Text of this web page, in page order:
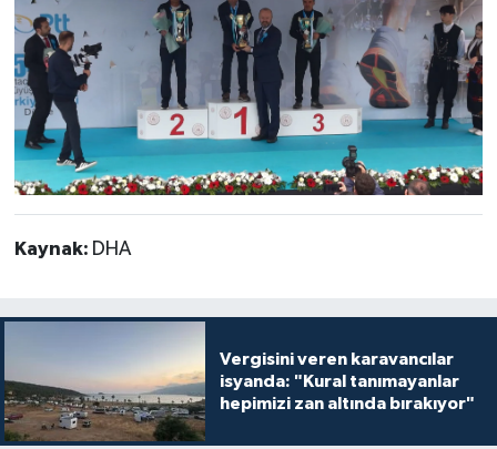
Kaynak: DHA
Vergisini veren karavancılar
isyanda: "Kural tanımayanlar
hepimizi zan altında bırakıyor"